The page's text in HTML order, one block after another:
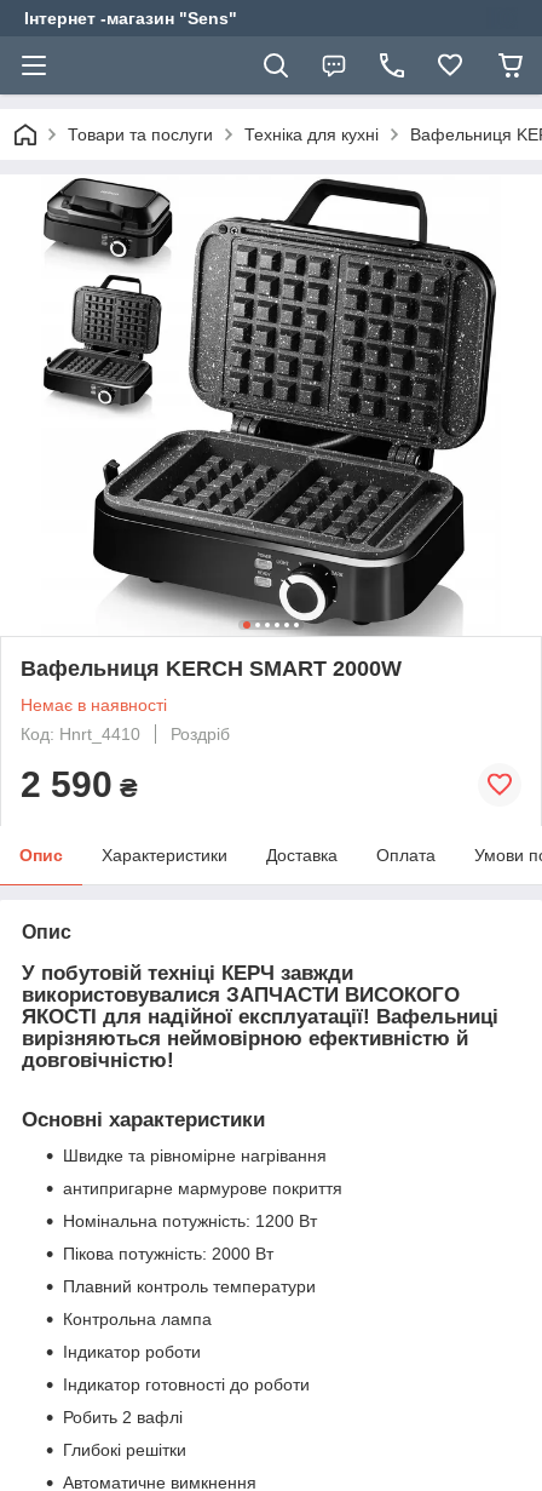
Інтернет -магазин "Sens"
Товари та послуги Техніка для кухні Вафельниця
Вафельниця KERCH SMART 2000W
Немає в наявності
Код: Hnrt_4410
Роздріб
2 590 ₴
Опис Характеристики Доставка Оплата Умови
Опис
У побутовій техніці КЕРЧ завжди
використовувалися ЗАПЧАСТИ ВИСОКОГО
ЯКОСТІ для надійної експлуатації! Вафельниці
вирізняються неймовірною ефективністю й
довговічністю!
Основні характеристики
Швидке та рівномірне нагрівання
антипригарне мармурове покриття
Номінальна потужність: 1200 Вт
Пікова потужність: 2000 Вт
Плавний контроль температури
Контрольна лампа
Індикатор роботи
Індикатор готовності до роботи
Робить 2 вафлі
Глибокі решітки
Автоматичне вимкнення